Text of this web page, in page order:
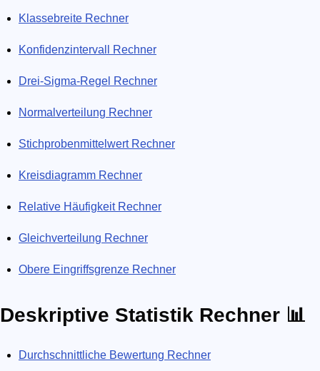
Klassebreite Rechner
Konfidenzintervall Rechner
Drei-Sigma-Regel Rechner
Normalverteilung Rechner
Stichprobenmittelwert Rechner
Kreisdiagramm Rechner
Relative Häufigkeit Rechner
Gleichverteilung Rechner
Obere Eingriffsgrenze Rechner
Deskriptive Statistik Rechner 📊
Durchschnittliche Bewertung Rechner